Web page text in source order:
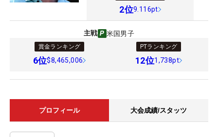
2位9.116pt
主戦 米国男子
賞金ランキング
6位$8,465,006
PTランキング
12位1,738pt
プロフィール 大会成績/スタッツ